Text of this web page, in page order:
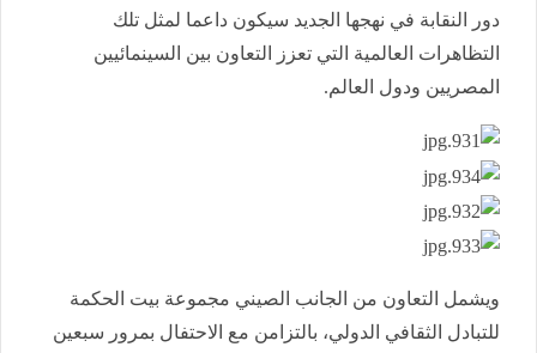
دور النقابة في نهجها الجديد سيكون داعما لمثل تلك
التظاهرات العالمية التي تعزز التعاون بين السينمائيين
المصريين ودول العالم.
ويشمل التعاون من الجانب الصيني مجموعة بيت الحكمة
للتبادل الثقافي الدولي، بالتزامن مع الاحتفال بمرور سبعين